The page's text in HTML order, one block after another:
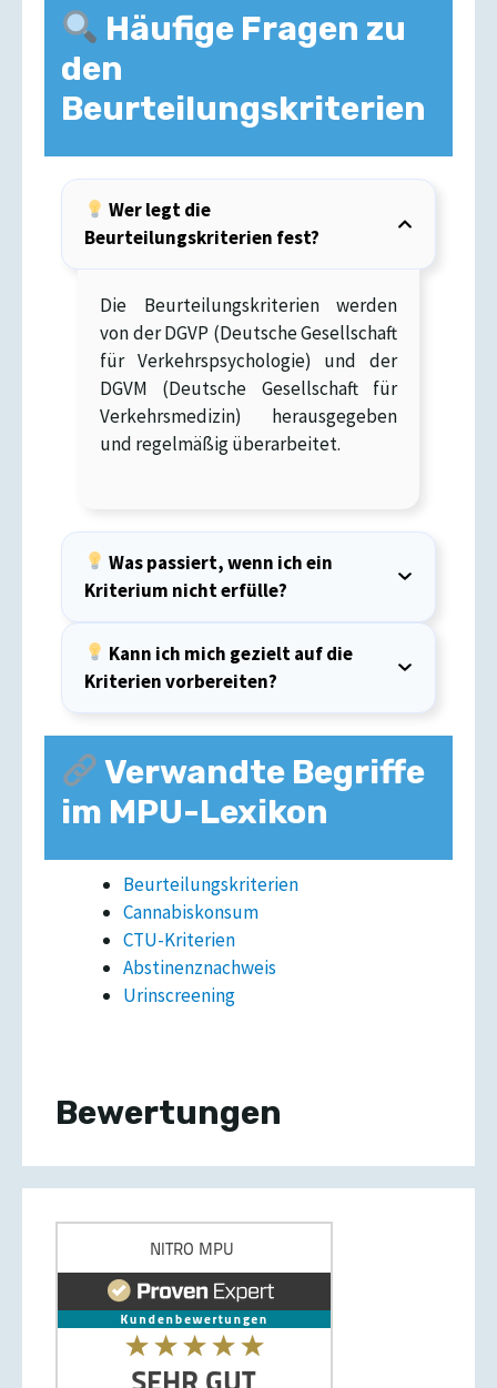
Häufige Fragen zu
den
Beurteilungskriterien
Wer legt die
Beurteilungskriterien fest?
Die Beurteilungskriterien werden
von der DGVP (Deutsche Gesellschaft
für Verkehrspsychologie) und der
DGVM (Deutsche Gesellschaft für
Verkehrsmedizin) herausgegeben
und regelmäßig überarbeitet.
Was passiert, wenn ich ein
Kriterium nicht erfülle?
Kann ich mich gezielt auf die
Kriterien vorbereiten?
Verwandte Begriffe
im MPU-Lexikon
Beurteilungskriterien
Cannabiskonsum
CTU-Kriterien
Abstinenznachweis
Urinscreening
Bewertungen